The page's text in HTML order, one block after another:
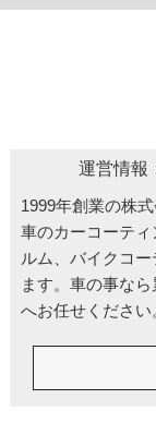
運営情報
1999年創業の株
車のカーコーテ
ルム、バイクコ
ます。車の事な
へお任せください